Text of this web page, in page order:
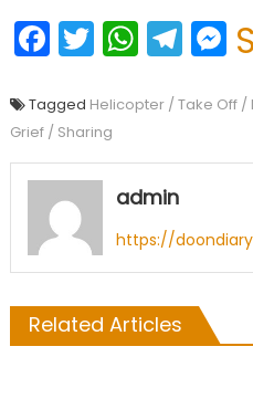
Facebook
Twitter
Tagged Helicopter / Take Off /
Grief / Sharing
admin
https://
Related Articles